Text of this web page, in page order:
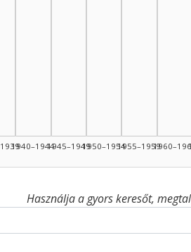
1940–19441945–19491950–19541955–1959
Használja a gyors keresőt,